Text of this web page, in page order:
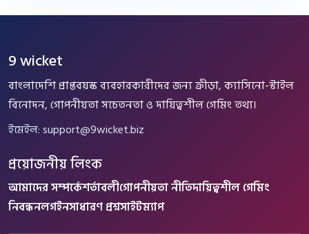
9 wicket
বাংলাদেশি প্রাপ্তবয়স্ক ব্যবহারকারীদের জন্য ক্রীড়া, ক্যাসিনো-স্টাইল
বিনোদন, গোপনীয়তা সচেতনতা ও দায়িত্বশীল গেমিং তথ্য।
ইমেইল:support@9wicket.biz
প্রয়োজনীয় লিংক
আমাদের সম্পর্কেশর্তাবলীগোপনীয়তা নীতিদায়িত্বশীল গেমিং
নিবন্ধনলগইনসাধারণ প্রশ্নসাইটম্যাপ